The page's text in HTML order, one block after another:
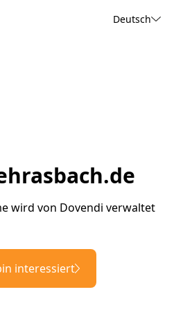
Deutsch
wird von Dovendi verwaltet
interessiert